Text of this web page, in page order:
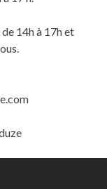
14h à 17h et